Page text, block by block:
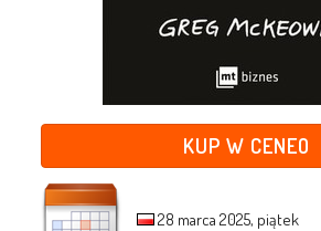
KUP W CENEO
28 marca 2025, piątek